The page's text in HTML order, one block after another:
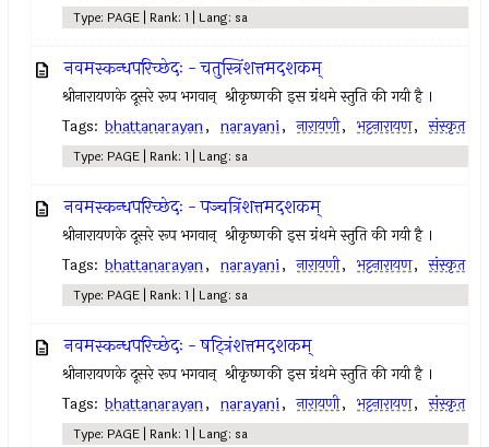
Type: PAGE | Rank: 1 | Lang: sa
नवमस्कन्धपरिच्छेदः - चतुस्त्रिंशत्तमदशकम्
श्रीनारायणके दूसरे रूप भगवान् ‍ श्रीकृष्णकी इस ग्रंथमे स्तुति की गयी है ।
Tags: bhattanarayan, narayani, नारायणी, भट्टनारायण, संस्कृत
Type: PAGE | Rank: 1 | Lang: sa
नवमस्कन्धपरिच्छेदः - पञ्चत्रिंशत्तमदशकम्
श्रीनारायणके दूसरे रूप भगवान् ‍ श्रीकृष्णकी इस ग्रंथमे स्तुति की गयी है ।
Tags: bhattanarayan, narayani, नारायणी, भट्टनारायण, संस्कृत
Type: PAGE | Rank: 1 | Lang: sa
नवमस्कन्धपरिच्छेदः - षट्त्रिंशत्तमदशकम्
श्रीनारायणके दूसरे रूप भगवान् ‍ श्रीकृष्णकी इस ग्रंथमे स्तुति की गयी है ।
Tags: bhattanarayan, narayani, नारायणी, भट्टनारायण, संस्कृत
Type: PAGE | Rank: 1 | Lang: sa